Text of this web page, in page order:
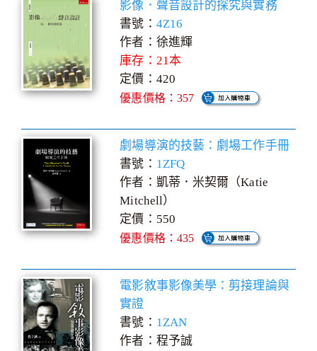
影像．聲音設計的探究與實務
書號： 4Z16
作者：徐進輝
庫存：21本
定價：420
優惠價格：357
劇場導演的技藝：劇場工作手冊
書號： 1ZFQ
作者：凱蒂．米契爾（Katie
Mitchell）
定價：550
優惠價格：435
電影敘事影像美學：剪接理論與
實證
書號： 1ZAN
作者：程予誠